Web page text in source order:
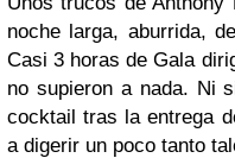
noche larga, aburrida,
Casi 3 horas de Gala
no supieron a nada. Ni
cocktail tras la entrega
a digerir un poco tanto